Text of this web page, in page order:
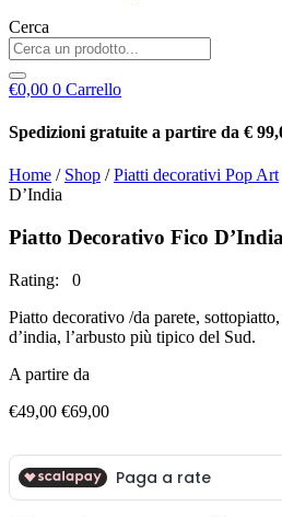
Cerca
€0,00 0 Carrello
Spedizioni gratuite a partire da €
Home / Shop /Piatti decorativi Pop Art
D’India
Piatto Decorativo Fico D’India
Rating: 0
Piatto decorativo /da parete,
d’india, l’arbusto più tipico del Sud.
A partire da
€49,00 €69,00Fascia
da
€49,00